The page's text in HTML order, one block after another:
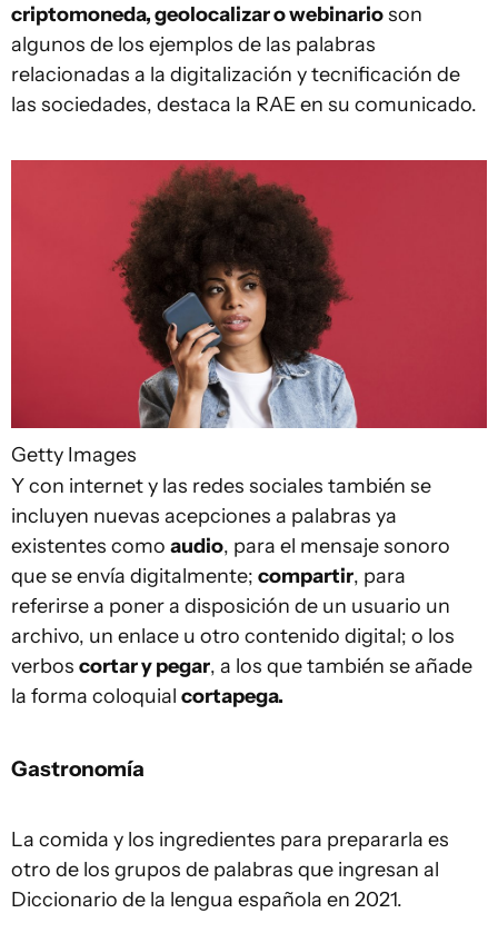
criptomoneda, geolocalizar o webinarioson
algunos de los ejemplos de las palabras
relacionadas a la digitalización y tecnificación de
las sociedades, destaca la RAE en su comunicado.
Getty Images
Y con internet y las redes sociales también se
incluyen nuevas acepciones a palabras ya
existentes como audio, para el mensaje sonoro
que se envía digitalmente; compartir, para
referirse a poner a disposición de un usuario un
archivo, un enlace u otro contenido digital; o los
verbos cortar y pegar, a los que también se añade
la forma coloquial cortapega.
Gastronomía
La comida y los ingredientes para prepararla es
otro de los grupos de palabras que ingresan al
Diccionario de la lengua española en 2021.